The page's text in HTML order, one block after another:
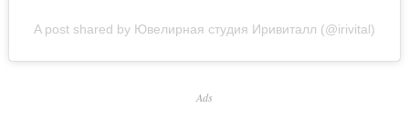
A post shared by Ювелирная студия Иривиталл (@irivital)
Ads